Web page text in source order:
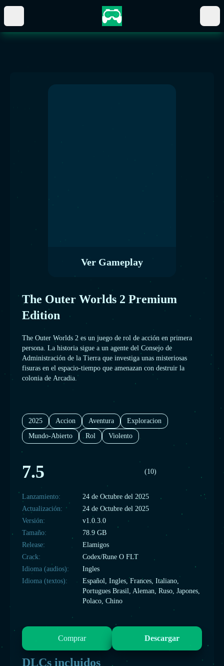
Ver Gameplay
The Outer Worlds 2 Premium
Edition
The Outer Worlds 2 es un juego de rol de acción en primera
persona. La historia sigue a un agente del Consejo de
Administración de la Tierra que investiga unas misteriosas
fisuras en el espacio-tiempo que amenazan con destruir la
colonia de Arcadia.
2025 Accion Aventura
Exploracion
Mundo-Abierto
Rol Violento
7.5 (10)
Lanzamiento:
24 de Octubre del 2025
Actualización:
24 de Octubre del 2025
Versión:
v1.0.3.0
Tamaño:
78.9 GB
Release:
Elamigos
Crack:
Codex/Rune O FLT
Idioma (audios):
Ingles
Idioma (textos):
Español, Ingles, Frances, Italiano,
Portugues Brasil, Aleman, Ruso, Japones,
Polaco, Chino
Comprar Descargar
DLCs incluidos